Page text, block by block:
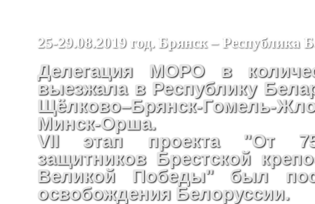
25-29.08.2019 год. Брянск – Республика
Делегация МОРО в
выезжала в Республику
Щёлково–Брянск-Гомель-
Минск-Орша.
VII этап проекта "От
защитников Брестской
Великой Победы" был
освобождения Белоруссии.